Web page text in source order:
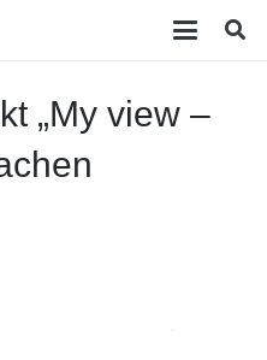
„My view –